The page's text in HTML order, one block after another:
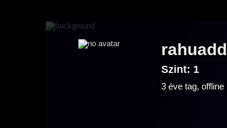
rahuadd
Szint: 1
3 éve tag, offline